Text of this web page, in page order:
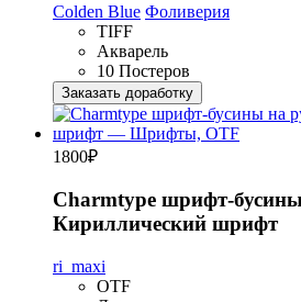
Colden Blue Фоливерия
TIFF
Акварель
10 Постеров
Заказать доработку
1800₽
Charmtype шрифт-
Кириллический шрифт
ri_maxi
OTF